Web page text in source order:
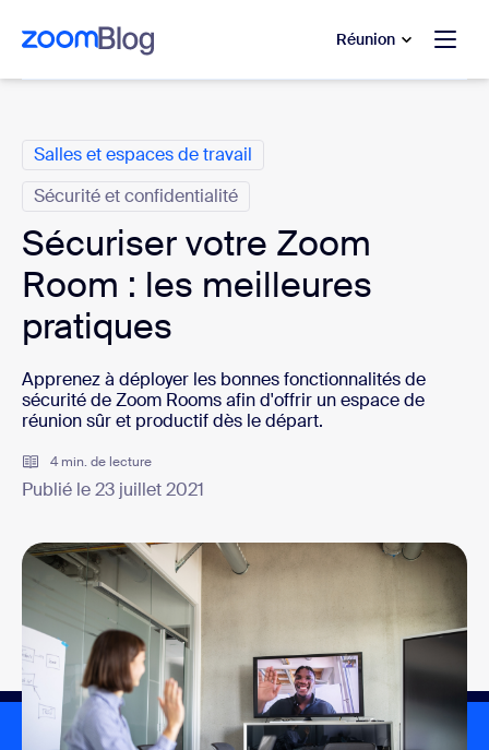
contenu principal
au chat d’aide
Réunion
Salles et espaces de travail
Sécurité et confidentialité
Sécuriser votre Zoom
Room : les meilleures
pratiques
Apprenez à déployer les bonnes fonctionnalités de
sécurité de Zoom Rooms afin d'offrir un espace de
réunion sûr et productif dès le départ.
4 min. de lecture
Publié le 23 juillet 2021